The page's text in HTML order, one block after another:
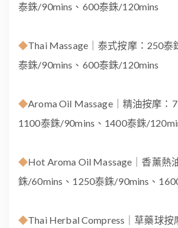
泰銖/90mins、600泰銖/120mins
◆Thai Massage｜泰式按摩：250泰
泰銖/90mins、600泰銖/120mins
◆Aroma Oil Massage｜精油按摩：
1100泰銖/90mins、1400泰銖/
◆Hot Aroma Oil Massage｜香薰熱
銖/60mins、1250泰銖/90mins、
◆Thai Herbal Compress｜草藥球按